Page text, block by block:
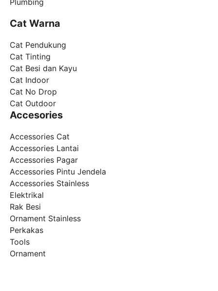
Cat Warna
Cat Pendukung
Cat Tinting
Cat Besi dan Kayu
Cat Indoor
Cat No Drop
Cat Outdoor
Accesories
Accessories Cat
Accessories Lantai
Accessories Pagar
Accessories Pintu Jendela
Accessories Stainless
Elektrikal
Rak Besi
Ornament Stainless
Perkakas
Tools
Ornament